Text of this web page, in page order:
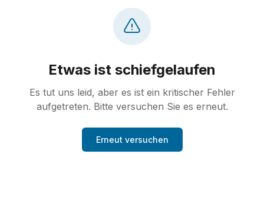
Etwas ist schiefgelaufen
Es tut uns leid, aber es ist ein kritischer Fehler
aufgetreten. Bitte versuchen Sie es erneut.
Erneut versuchen